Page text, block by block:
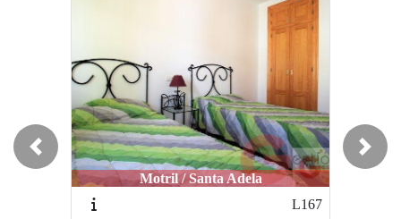
Motril / Santa AdelaMotril / Cañas
L394
Previous Next